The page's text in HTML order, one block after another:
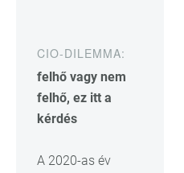
CIO-DILEMMA:
felhő vagy nem
felhő, ez itt a
kérdés
A 2020-as év